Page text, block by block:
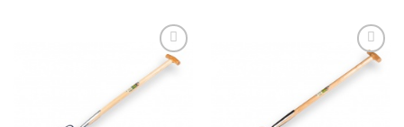
Toevoegen
aan
verlanglijst
Toevoegen
aan
verlanglijst